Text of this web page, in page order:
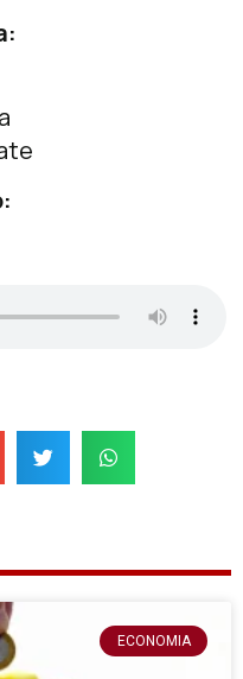
ECONOMIA